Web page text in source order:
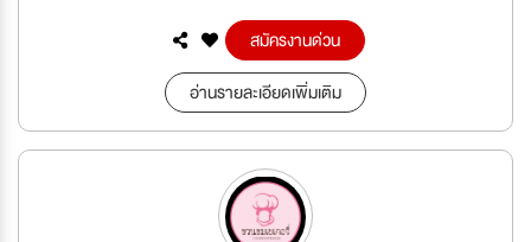
สมัครงานด่วน
อ่านรายละเอียดเพิ่มเติม